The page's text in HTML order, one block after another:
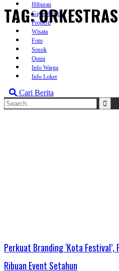
Hiburan
Gaya Hidup
Properti
Wisata
Foto
Sosok
Opini
Info Warga
Info Loker
Cari Berita
Search
for:
TAG:
Perkuat Branding ‘Kota
Ribuan Event Setahun